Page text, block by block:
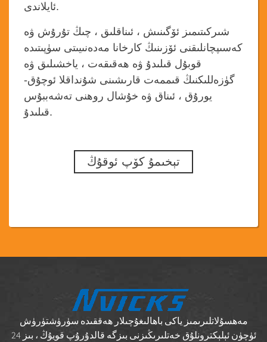
ئايلاندى.
شىركىتىمىز ئۆگىنىش ، ئىناقلىق ، چىڭ تۇرۇش ۋە
كەسىپچانلىقنى ئۆزىنىڭ كارخانا مەدەنىيىتى سۈپىتىدە
قوبۇل قىلىدۇ ۋە ھەقىقەت ، ياخشىلىق ۋە
گۈزەللىكنىڭ قىممەت قارىشىنى شۇنداقلا ئوچۇق-
يورۇق ، ئىناق ۋە خۇشال روھنى تەشەببۇس
قىلىدۇ.
تېخىمۇ كۆپ ئوقۇڭ
مەھسۇلاتلىرىمىز ياكى باھالىغۇچىلار ھەققىدە سۈرۈشتۈرۈش
ئۈچۈن ئېلېكترونلۇق خەتلىرىڭىزنى بىزگە قالدۇرۇپ قويۇڭ ، بىز 24